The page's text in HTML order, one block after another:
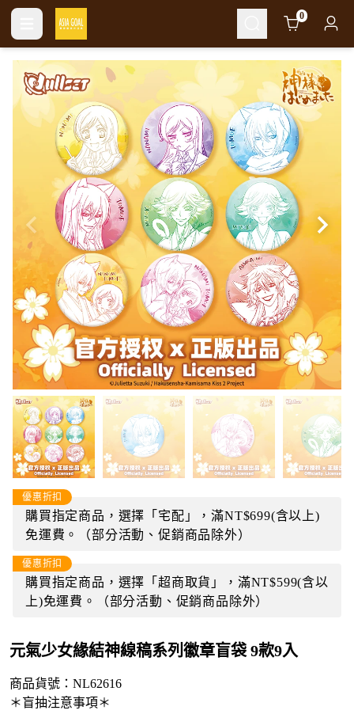
Cart 0
優惠折扣
購買指定商品，選擇「宅配」，滿NT$699(含以上)
免運費。（部分活動、促銷商品除外）
優惠折扣
購買指定商品，選擇「超商取貨」，滿NT$599(含以
上)免運費。（部分活動、促銷商品除外）
元氣少女緣結神線稿系列徽章盲袋 9款9入
商品貨號：NL62616
＊盲抽注意事項＊